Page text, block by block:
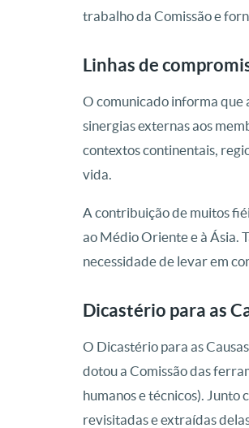
trabalho da Comissão e
Linhas de
O comunicado informa que
sinergias externas aos
contextos continentais,
vida.
A contribuição de muitos
ao Médio Oriente e à Ásia.
necessidade de levar em
Dicastério para as
O Dicastério para as
dotou a Comissão das
humanos e técnicos).
revisitadas e extraídas